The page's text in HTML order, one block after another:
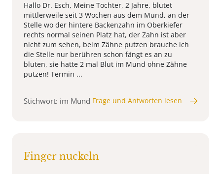
Hallo Dr. Esch, Meine Tochter, 2 Jahre, blutet
mittlerweile seit 3 Wochen aus dem Mund, an der
Stelle wo der hintere Backenzahn im Oberkiefer
rechts normal seinen Platz hat, der Zahn ist aber
nicht zum sehen, beim Zähne putzen brauche ich
die Stelle nur berühren schon fängt es an zu
bluten, sie hatte 2 mal Blut im Mund ohne Zähne
putzen! Termin ...
Stichwort: im Mund Frage und Antworten lesen
Finger nuckeln